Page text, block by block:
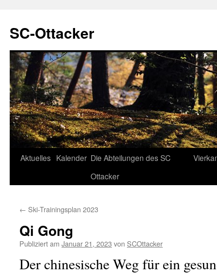
SC-Ottacker
Zum
Aktuelles Kalender Die Abteilungen des SC
Ottacker
← Ski-Trainingsplan 2023
Qi Gong
Publiziert am Januar 21, 2023 von SCOttacker
Der chinesische Weg für ein